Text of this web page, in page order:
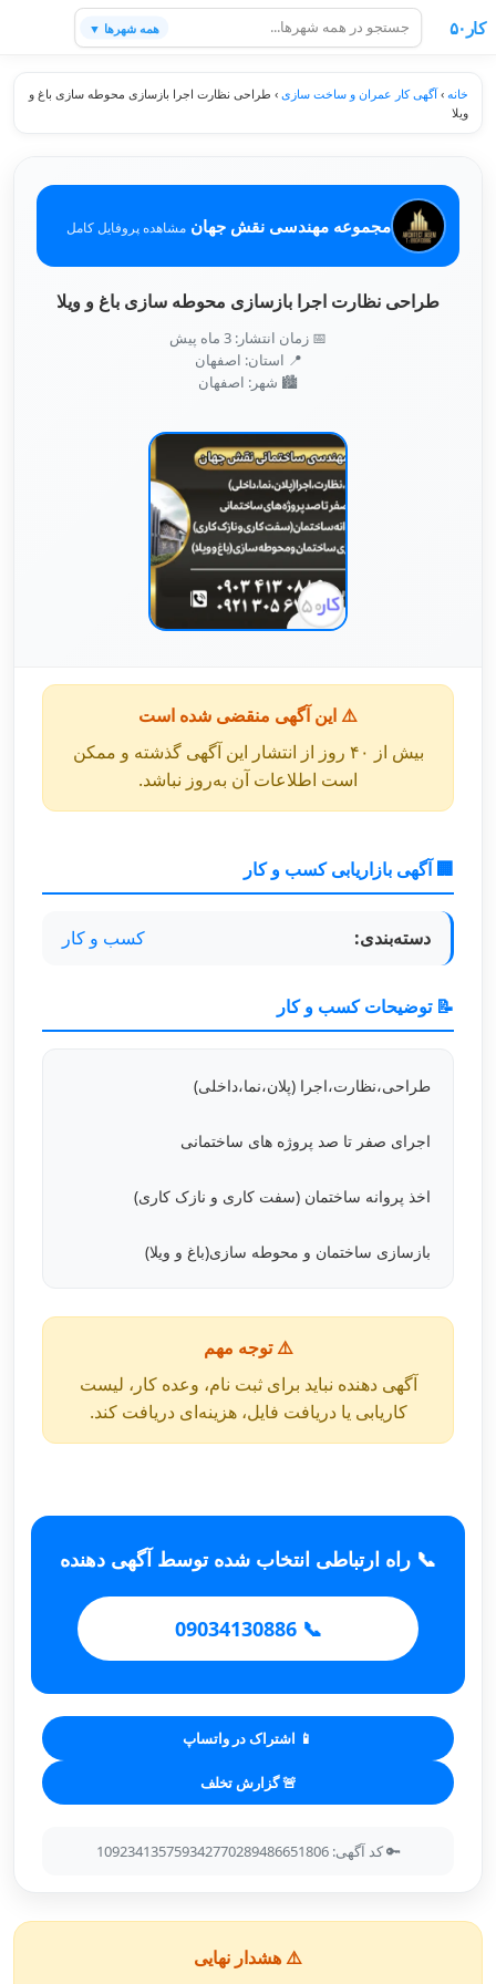
کار۵۰ همه شهرها ▼
خانه ›آگهی کار عمران و ساخت سازی › طراحی نظارت اجرا بازسازی محوطه سازی باغ و
ویلا
مجموعه مهندسی نقش جهان مشاهده پروفایل کامل
طراحی نظارت اجرا بازسازی محوطه سازی باغ و ویلا
📅 زمان انتشار: 3 ماه پیش
📍 استان: اصفهان
🏙️ شهر: اصفهان
⚠️ این آگهی منقضی شده است
بیش از ۴۰ روز از انتشار این آگهی گذشته و ممکن
است اطلاعات آن به‌روز نباشد.
🏢 آگهی بازاریابی کسب و کار
دسته‌بندی: کسب و کار
📝 توضیحات کسب و کار
طراحی،نظارت،اجرا (پلان،نما،داخلی)
اجرای صفر تا صد پروژه های ساختمانی
اخذ پروانه ساختمان (سفت کاری و نازک کاری)
بازسازی ساختمان و محوطه سازی(باغ و ویلا)
⚠️ توجه مهم
آگهی دهنده نباید برای ثبت نام، وعده کار، لیست
کاریابی یا دریافت فایل، هزینه‌ای دریافت کند.
📞 راه ارتباطی انتخاب شده توسط آگهی دهنده
📞 09034130886
📱 اشتراک در واتساپ
🚨 گزارش تخلف
🔑 کد آگهی: 109234135759342770289486651806
⚠️ هشدار نهایی